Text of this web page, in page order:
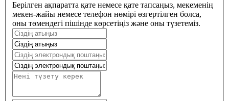
Берілген ақпаратта қате немесе қате тапсаңыз, мекеменің
мекен-жайы немесе телефон нөмірі өзгертілген болса,
оны төмендегі пішінде көрсетіңіз және оны түзетеміз.